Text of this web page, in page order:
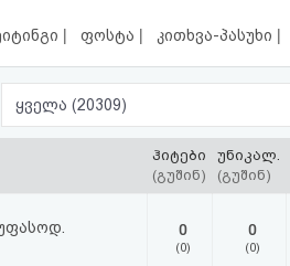
| ფოსტა | კითხვა-პასუხი |
ყველა (20309)
ჰიტები
(გუშინ)
უნიკალ.
(გუშინ)
0
(0)
0
(0)